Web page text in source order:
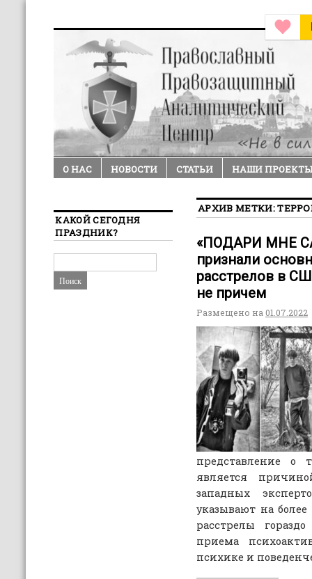
О НАС НОВОСТИ СТАТЬИ НАШИ
АРХИВ МЕТКИ:
«ПОДАРИ МНЕ
признали
расстрелов в
не причем
Размещено на 01.07.2022
представление о
является
западных
указывают на
расстрелы
приема
психике и
КАКОЙ СЕГОДНЯ
ПРАЗДНИК?